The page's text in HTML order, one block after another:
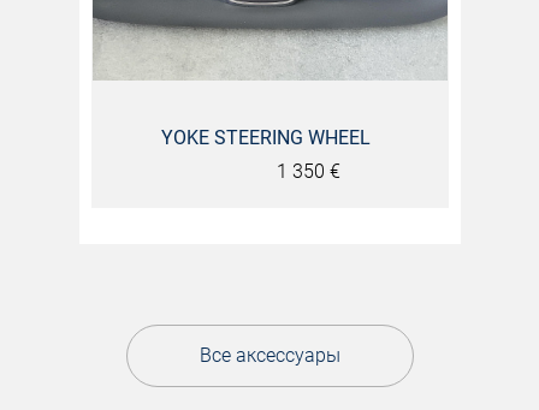
YOKE STEERING WHEEL
1 350 €
Все аксессуары